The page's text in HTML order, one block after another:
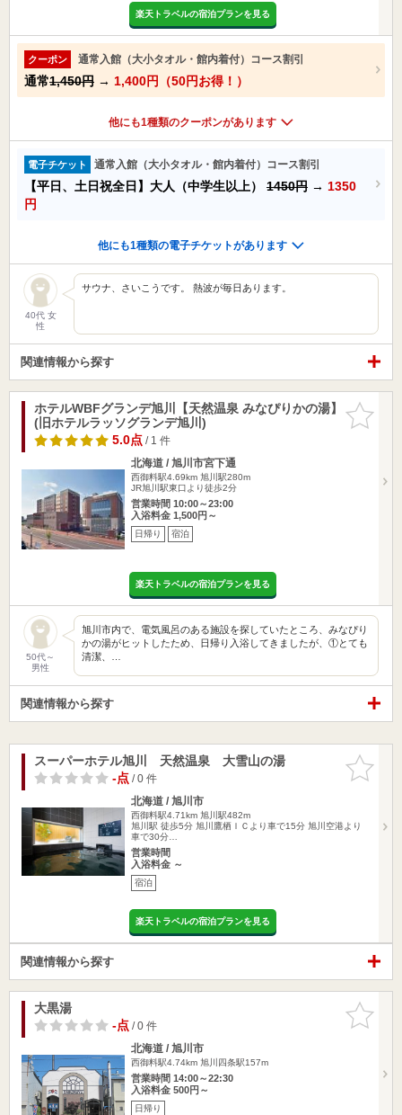
楽天トラベルの宿泊プランを見る
クーポン 通常入館（大小タオル・館内着付）コース割引
通常1,450円 → 1,400円（50円お得！）
他にも1種類のクーポンがあります
電子チケット 通常入館（大小タオル・館内着付）コース割引
【平日、土日祝全日】大人（中学生以上） 1450円 → 1350
円
他にも1種類の電子チケットがあります
40代 女
性
サウナ、さいこうです。 熱波が毎日あります。
関連情報から探す
お気に入
りに追加
ホテルWBFグランデ旭川【天然温泉 みなぴりかの湯】
(旧ホテルラッソグランデ旭川)
5.0点/ 1 件
北海道 / 旭川市宮下通
西御料駅4.69km 旭川駅280m
JR旭川駅東口より徒歩2分
営業時間 10:00～23:00
入浴料金 1,500円～
日帰り 宿泊
楽天トラベルの宿泊プランを見る
50代～
男性
旭川市内で、電気風呂のある施設を探していたところ、みなぴり
かの湯がヒットしたため、日帰り入浴してきましたが、①とても
清潔、…
関連情報から探す
お気に入
りに追加
スーパーホテル旭川 天然温泉 大雪山の湯
-点/ 0 件
北海道 / 旭川市
西御料駅4.71km 旭川駅482m
旭川駅 徒歩5分 旭川鷹栖ＩＣより車で15分 旭川空港より
車で30分…
営業時間
入浴料金 ～
宿泊
楽天トラベルの宿泊プランを見る
関連情報から探す
お気に入
りに追加
大黒湯
-点/ 0 件
北海道 / 旭川市
西御料駅4.74km 旭川四条駅157m
営業時間 14:00～22:30
入浴料金 500円～
日帰り